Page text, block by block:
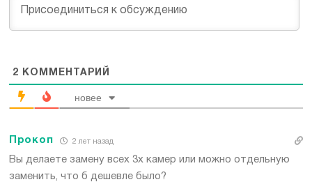
2 КОММЕНТАРИЙ
новее
Прокоп 2 лет назад
Вы делаете замену всех 3х камер или можно отдельную
заменить, что б дешевле было?